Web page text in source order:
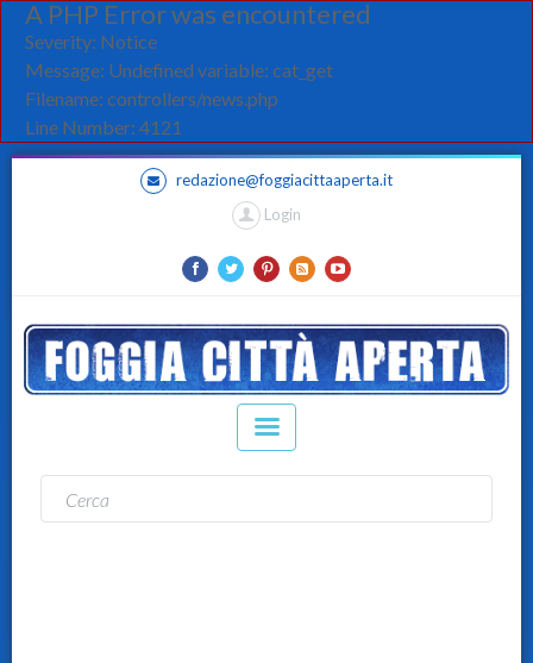
A PHP Error was encountered
Severity: Notice
Message: Undefined variable: cat_get
Filename: controllers/news.php
Line Number: 4121
redazione@foggiacittaaperta.it
Login